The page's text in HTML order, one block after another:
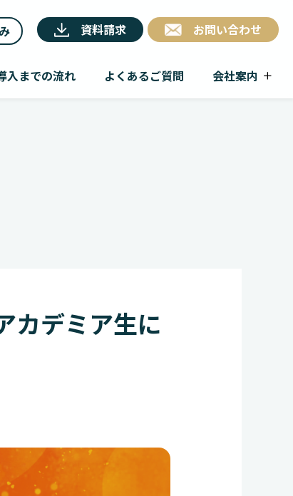
資料請求 お問い合わせ
入までの流れ よくあるご質問 会社案内
カデミア生に